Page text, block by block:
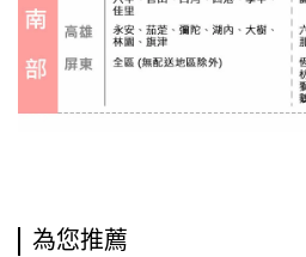
為您推薦